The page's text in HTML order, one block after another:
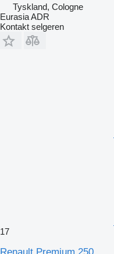
Tyskland, Cologne
Eurasia ADR
Kontakt selgeren
17
Renault Premium 250